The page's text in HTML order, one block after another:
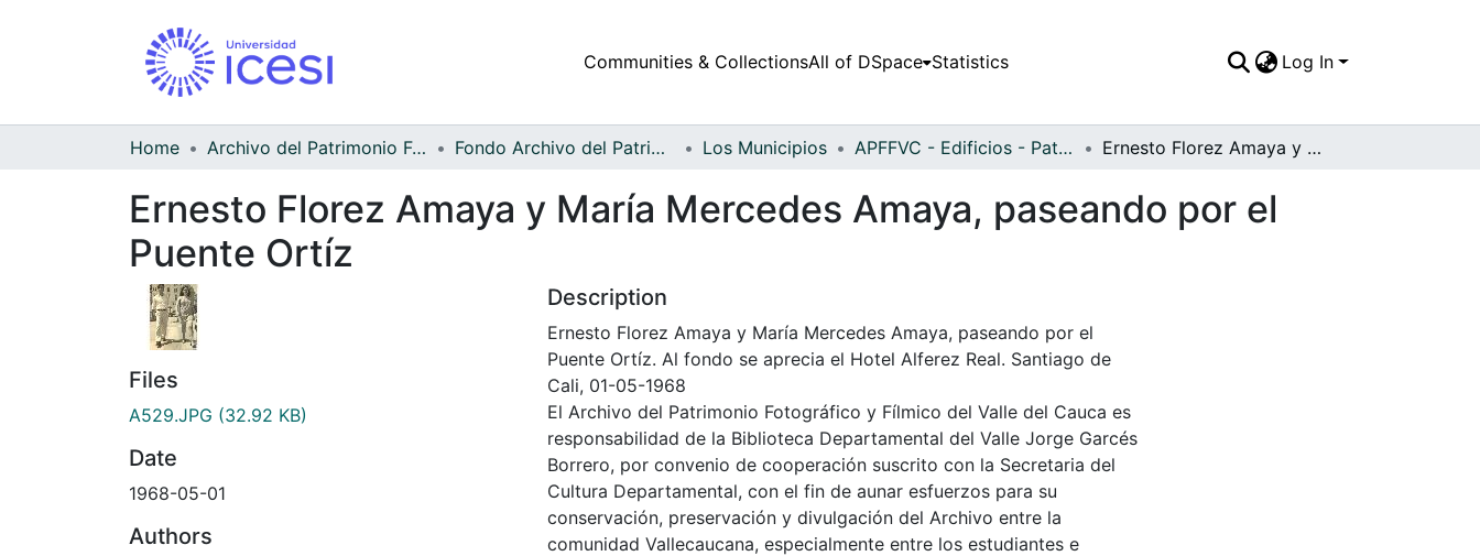
Communities & CollectionsAll of DSpace Statistics Log In
Home Archivo del Patrimonio Fotográfico y Fílmico del Valle del Cauca Fondo Archivo del Patrimonio Fotográfico y Fílmico del Valle del Cauca Los Municipios APFFVC - Edificios - Patrimonial Ernesto Florez Amaya y María Mercedes Amaya, paseando por el Puente Ortíz
Ernesto Florez Amaya y María Mercedes Amaya, paseando por el
Puente Ortíz
Files
A529.JPG (32.92 KB)
Date
1968-05-01
Authors
Description
Ernesto Florez Amaya y María Mercedes Amaya, paseando por el
Puente Ortíz. Al fondo se aprecia el Hotel Alferez Real. Santiago de
Cali, 01-05-1968
El Archivo del Patrimonio Fotográfico y Fílmico del Valle del Cauca es
responsabilidad de la Biblioteca Departamental del Valle Jorge Garcés
Borrero, por convenio de cooperación suscrito con la Secretaria del
Cultura Departamental, con el fin de aunar esfuerzos para su
conservación, preservación y divulgación del Archivo entre la
comunidad Vallecaucana, especialmente entre los estudiantes e